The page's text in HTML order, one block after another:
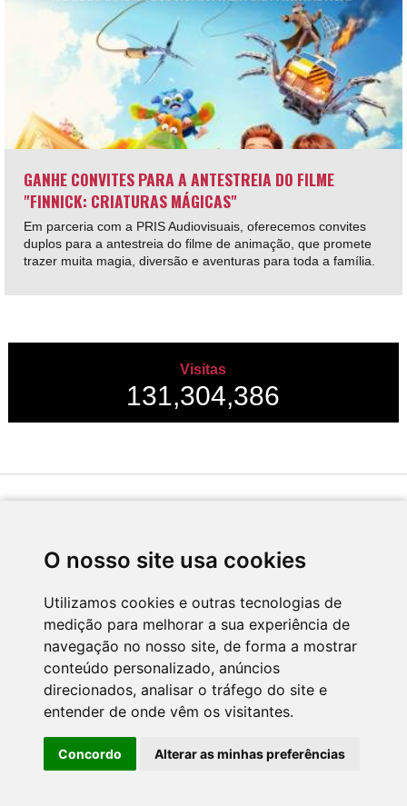
O nosso site usa cookies
Utilizamos cookies e outras tecnologias de
medição para melhorar a sua experiência de
navegação no nosso site, de forma a mostrar
conteúdo personalizado, anúncios
direcionados, analisar o tráfego do site e
entender de onde vêm os visitantes.
Concordo Alterar as minhas preferências
GANHE CONVITES PARA A ANTESTREIA DO FILME
"FINNICK: CRIATURAS MÁGICAS"
Em parceria com a PRIS Audiovisuais, oferecemos convites
duplos para a antestreia do filme de animação, que promete
trazer muita magia, diversão e aventuras para toda a família.
Visitas
131,304,386
CNC - Centro Nacional de Cultura 2026 © Todos os direitos reservados